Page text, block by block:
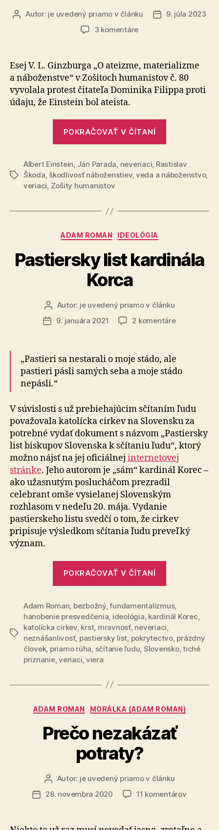
AutorAutor: je uvedený priamo v článku
Dátum
9. júla 2023
3 komentárena
neverec
Einstein
Esej V. L. Ginzburga „O ateizme, materializme
a ná­bo­žen­stve“ v Zošitoch humanistov č. 80
vyvolala protest čitateľa Dominika Filippa proti
údaju, že Einstein bol ateista.
POKRAČOVAŤ V ČÍTANÍ
Einstein“
Značky
Albert Einstein, Ján Parada, neveriaci, Rastislav
Škoda, škodlivosť náboženstiev, veda a náboženstvo,
veriaci, Zošity humanistov
Kategórie
ADAM ROMAN IDEOLÓGIA
Pastiersky list kardinála
Korca
Autor
článku
Autor: je uvedený priamo v článku
Dátum
9. januára 2021 2 komentárena
Korca
„Pastieri sa nestarali o moje stádo, ale
pastieri pásli samých seba a moje stádo
nepásli.“
V súvislosti s už prebiehajúcim sčítaním ľudu
považovala katolícka cirkev na Slovensku za
potrebné vydať dokument s názvom „Pastiersky
list biskupov Slovenska k sčítaniu ľudu“, ktorý
možno nájsť na jej oficiálnej internetovej
stránke. Jeho autorom je „sám“ kardinál Korec –
ako užasnutým poslucháčom prezradil
celebrant omše vysielanej Slovenským
rozhlasom v nedeľu 20. mája. Vydanie
pastierskeho listu svedčí o tom, že cirkev
pripisuje výsledkom sčítania ľudu preveľký
význam.
POKRAČOVAŤ V ČÍTANÍ
Korca“
Značky
Adam Roman bezbožný,fundamentalizmus,
hanobenie presvedčenia ideológia kardinál Korec
katolícka cirkev, krst, mravnosť, neveriaci
neznášanlivosť, pastiersky list pokrytectvo, prázdny
človek, priamo rúha sčítanie ľudu Slovensko,tiché
priznanie,veriaci viera
Kategórie
ADAM ROMAN MORÁLKA (ADAM ROMAN)
Prečo nezakázať
potraty?
Autor
článku
Autor: je uvedený priamo v článku
Dátum
28. novembra 2020 11 komentárovna
potraty?